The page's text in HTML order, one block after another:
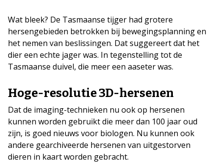
Wat bleek? De Tasmaanse tijger had grotere
hersengebieden betrokken bij bewegingsplanning en
het nemen van beslissingen. Dat suggereert dat het
dier een echte jager was. In tegenstelling tot de
Tasmaanse duivel, die meer een aaseter was.
Hoge-resolutie 3D-hersenen
Dat de imaging-technieken nu ook op hersenen
kunnen worden gebruikt die meer dan 100 jaar oud
zijn, is goed nieuws voor biologen. Nu kunnen ook
andere gearchiveerde hersenen van uitgestorven
dieren in kaart worden gebracht.